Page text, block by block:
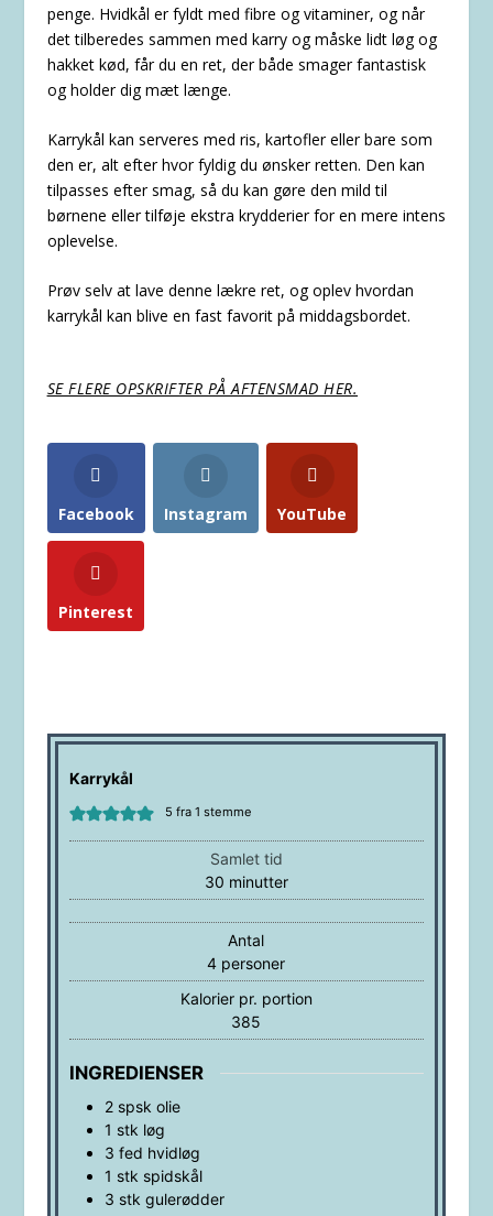
penge. Hvidkål er fyldt med fibre og vitaminer, og når
det tilberedes sammen med karry og måske lidt løg og
hakket kød, får du en ret, der både smager fantastisk
og holder dig mæt længe.
Karrykål kan serveres med ris, kartofler eller bare som
den er, alt efter hvor fyldig du ønsker retten. Den kan
tilpasses efter smag, så du kan gøre den mild til
børnene eller tilføje ekstra krydderier for en mere intens
oplevelse.
Prøv selv at lave denne lækre ret, og oplev hvordan
karrykål kan blive en fast favorit på middagsbordet.
SE FLERE OPSKRIFTER PÅ AFTENSMAD HER.
Facebook Instagram YouTube
Pinterest
Karrykål
5 fra 1 stemme
Samlet tid
30minutter
minutter
Antal
4 personer
Kalorier pr. portion
385
INGREDIENSER
2 spsk olie
1 stk løg
3 fed hvidløg
1 stk spidskål
3 stk gulerødder